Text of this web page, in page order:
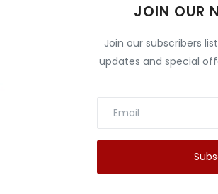
JOIN OUR
Join our subscribers
updates and special
तेज़ और स्टेबल रहता है। इसका रेंज लगभग
बार-बार इसके डिस्कनेक्ट होने की
शानदार मिलने वाली है।